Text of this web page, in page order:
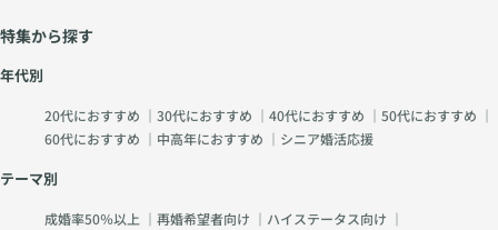
特集から探す
年代別
20代におすすめ ｜ 30代におすすめ ｜ 40代におすすめ ｜ 50代におすすめ ｜
60代におすすめ ｜ 中高年におすすめ ｜ シニア婚活応援
テーマ別
成婚率50％以上 ｜ 再婚希望者向け ｜ ハイステータス向け ｜